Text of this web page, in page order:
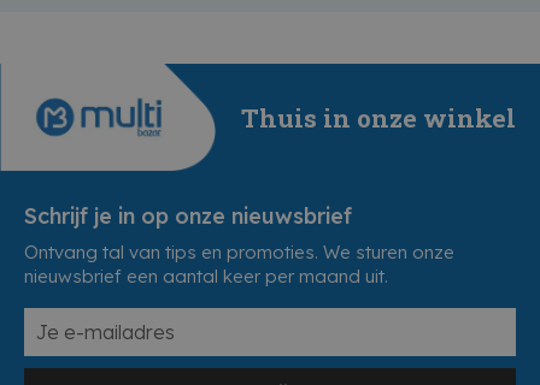
Thuis in onze winkel
Schrijf je in op onze nieuwsbrief
Ontvang tal van tips en promoties. We sturen onze
nieuwsbrief een aantal keer per maand uit.